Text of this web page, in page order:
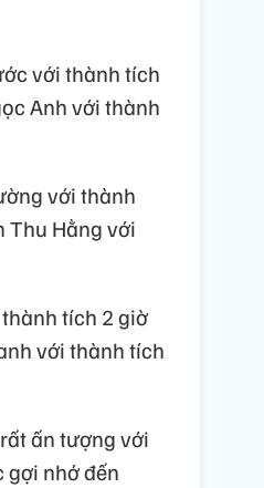
với thành tích
Anh với thành
với thành
Thu Hằng với
tích 2 giờ
với thành tích
ấn tượng với
gợi nhớ đến